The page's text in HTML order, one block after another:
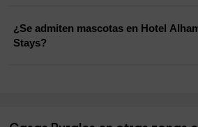
¿Se admiten mascotas en Hotel
Stays?